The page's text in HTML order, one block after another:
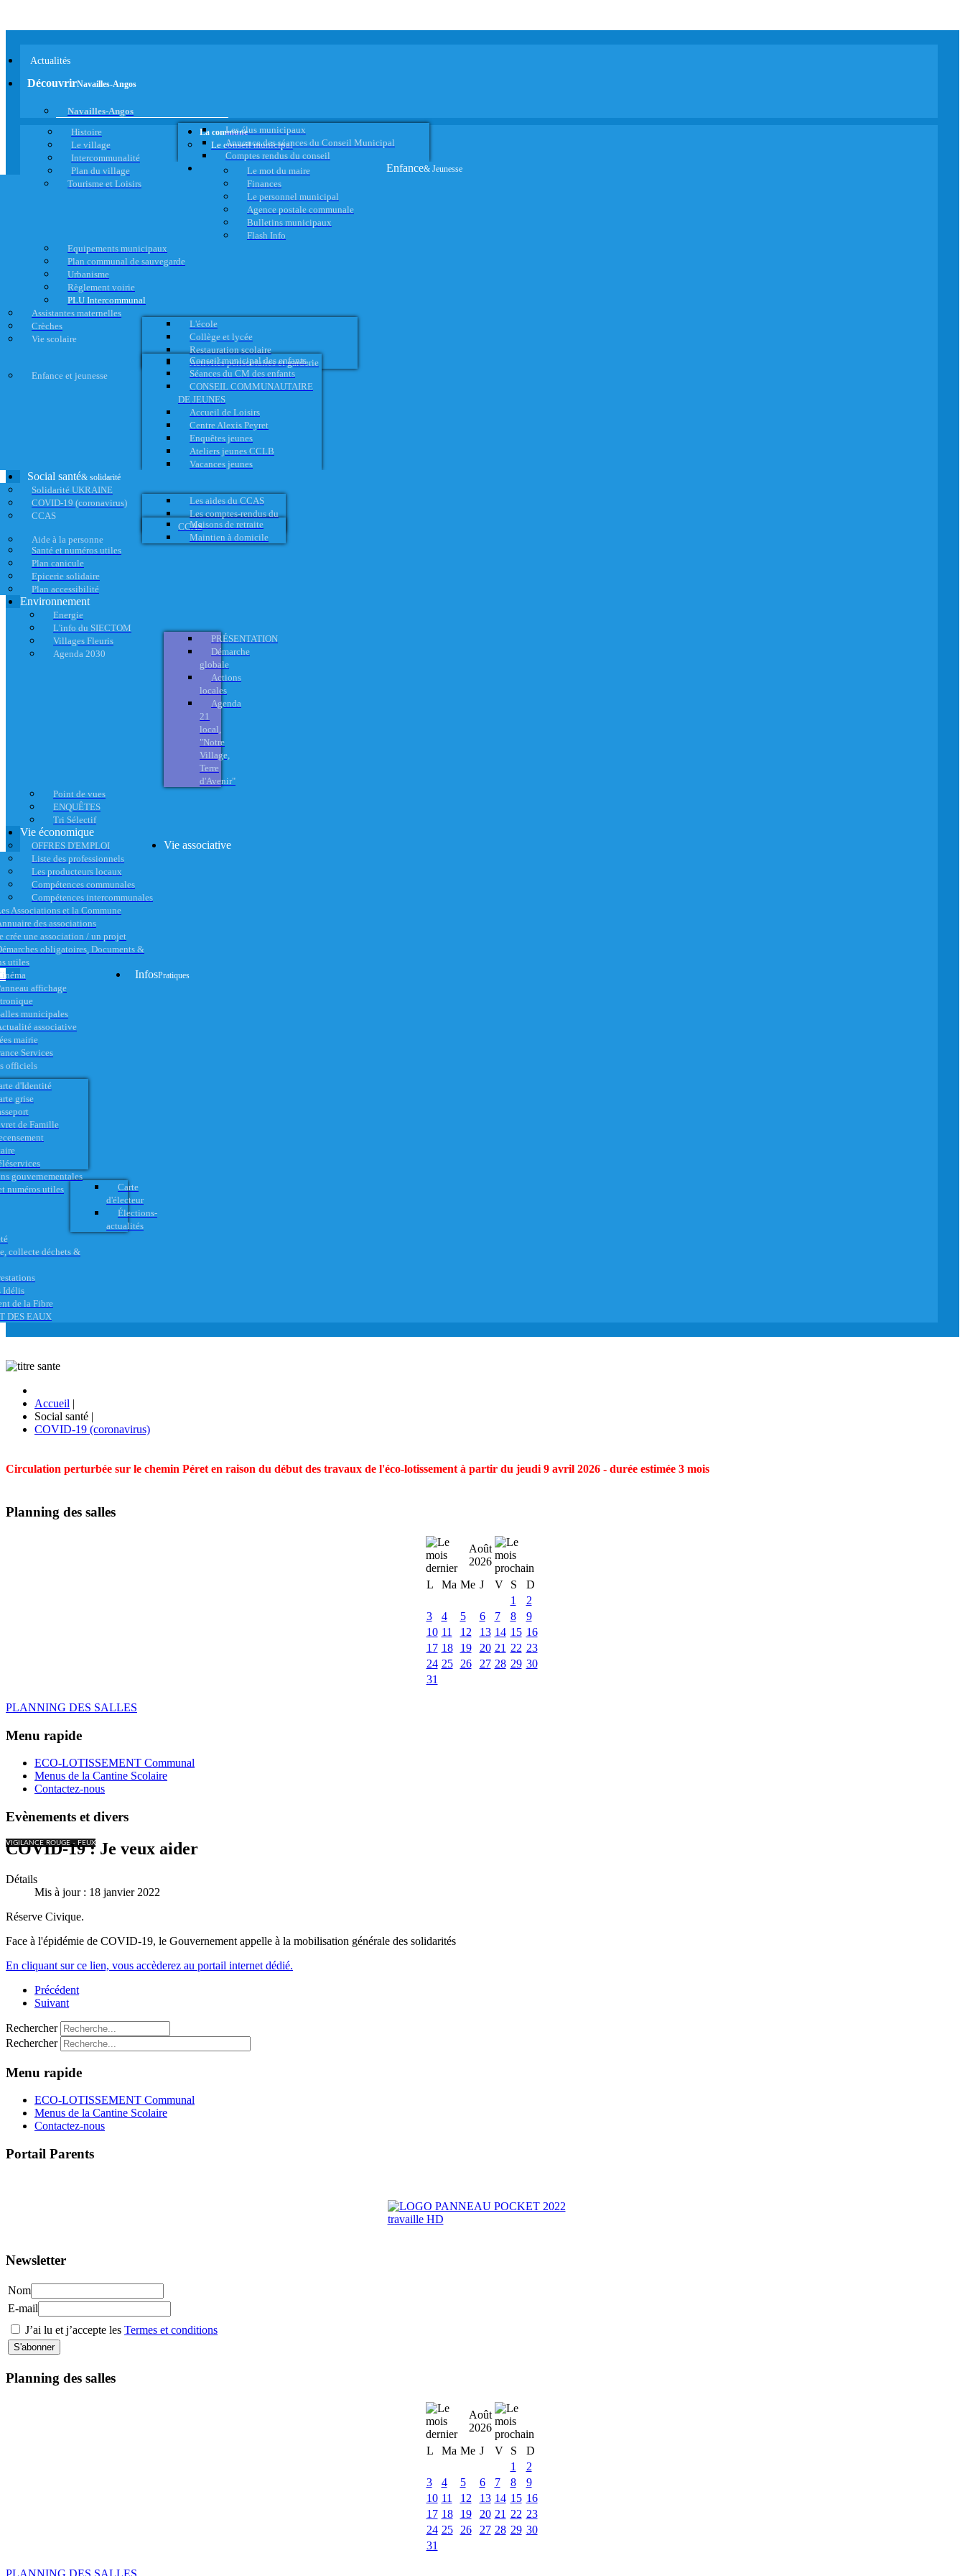
Actualités
DécouvrirNavailles-Angos
Navailles-Angos
Histoire
Le village
Intercommunalité
Plan du village
Tourisme et Loisirs
La commune
Le conseil municipal
Les élus municipaux
Annonce des séances du Conseil Municipal
Comptes rendus du conseil
Le mot du maire
Finances
Le personnel municipal
Agence postale communale
Bulletins municipaux
Flash Info
Equipements municipaux
Plan communal de sauvegarde
Urbanisme
Règlement voirie
PLU Intercommunal
Enfance& Jeunesse
Assistantes maternelles
Crèches
Vie scolaire
L'école
Collège et lycée
Restauration scolaire
Activités périscolaires et garderie
Enfance et jeunesse
Conseil municipal des enfants
Séances du CM des enfants
CONSEIL COMMUNAUTAIRE
DE JEUNES
Accueil de Loisirs
Centre Alexis Peyret
Enquêtes jeunes
Ateliers jeunes CCLB
Vacances jeunes
Social santé& solidarité
Solidarité UKRAINE
COVID-19 (coronavirus)
CCAS
Les aides du CCAS
Les comptes-rendus du
CCAS
Aide à la personne
Maisons de retraite
Maintien à domicile
Santé et numéros utiles
Plan canicule
Epicerie solidaire
Plan accessibilité
Environnement
Energie
L'info du SIECTOM
Villages Fleuris
Agenda 2030
PRÉSENTATION
Démarche
globale
Actions
locales
Agenda
21
local,
"Notre
Village,
Terre
d'Avenir"
Point de vues
ENQUÊTES
Tri Sélectif
Vie économique
OFFRES D'EMPLOI
Liste des professionnels
Les producteurs locaux
Compétences communales
Compétences intercommunales
Vie associative
Associations et la Commune
des associations
crée une association / un projet
obligatoires, Documents &
utiles
affichage
municipales
associative
InfosPratiques
mairie
Services
officiels
d'Identité
grise
de Famille
gouvernementales
numéros utiles
Carte
d'électeur
Élections-
actualités
collecte déchets &
Idélis
de la Fibre
DES EAUX
Accueil |
Social santé |
COVID-19 (coronavirus)
Circulation perturbée sur le chemin Péret en raison du début des travaux de l'éco-lotissement à partir du jeudi 9 avril 2026 - durée estimée 3 mois
Planning des salles
Août
2026
L
Ma Me J V S
D
1
2
3
4 5 6 7 8
9
10 11 12 13 14 15 16
17 18 19 20 21 22 23
24 25 26 27 28 29 30
31
PLANNING DES SALLES
Menu rapide
ECO-LOTISSEMENT Communal
Menus de la Cantine Scolaire
Contactez-nous
Evènements et divers
VIGILANCE ROUGE - FEUX
COVID-19 : Je veux aider
Détails
Mis à jour : 18 janvier 2022
Réserve Civique.
Face à l'épidémie de COVID-19, le Gouvernement appelle à la mobilisation générale des solidarités
En cliquant sur ce lien, vous accèderez au portail internet dédié.
Précédent
Suivant
Rechercher
Rechercher
Menu rapide
ECO-LOTISSEMENT Communal
Menus de la Cantine Scolaire
Contactez-nous
Portail Parents
Newsletter
Nom
E-mail
J’ai lu et j’accepte les Termes et conditions
Planning des salles
Août
2026
L
Ma Me J V S
D
1
2
3
4 5 6 7 8
9
10 11 12 13 14 15 16
17 18 19 20 21 22 23
24 25 26 27 28 29 30
31
PLANNING DES SALLES